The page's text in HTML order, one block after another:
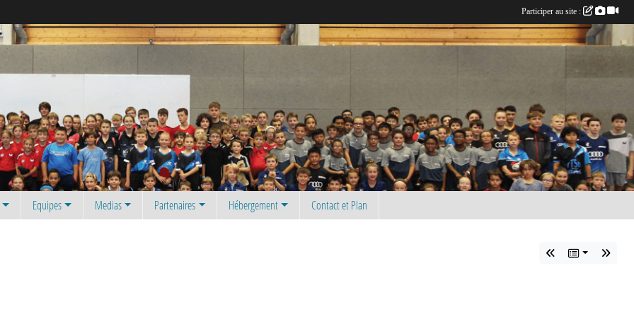
Equipes Medias Partenaires Hébergement Contact et Plan
Participer au site :